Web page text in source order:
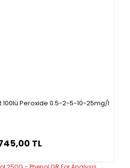
100lü Peroxide 0.5-2-5-10-25mg/l
TL